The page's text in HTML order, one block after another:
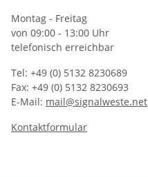
Montag - Freitag
von 09:00 - 13:00 Uhr
telefonisch erreichbar
Tel: +49 (0) 5132 8230689
Fax: +49 (0) 5132 8230693
E-Mail: mail@signalweste.net
Kontaktformular